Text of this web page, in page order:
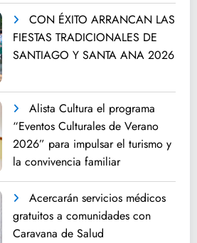
CON ÉXITO ARRANCAN LAS
FIESTAS TRADICIONALES DE
SANTIAGO Y SANTA ANA 2026
Alista Cultura el programa
“Eventos Culturales de Verano
2026” para impulsar el turismo y
la convivencia familiar
Acercarán servicios médicos
gratuitos a comunidades con
Caravana de Salud